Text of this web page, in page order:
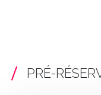
PRÉ-